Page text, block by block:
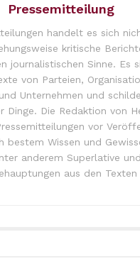
Pressemitteilung
handelt es sich
kritische
journalistischen Sinne. Es
von Parteien,
Unternehmen und
Dinge. Die Redaktion von
vor
bestem Wissen und
anderem Superlative
aus den